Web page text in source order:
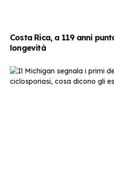
Costa Rica, a 119 anni
longevità